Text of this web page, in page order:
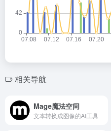
相关导航
Mage魔法空间
文本转换成图像的AI工具